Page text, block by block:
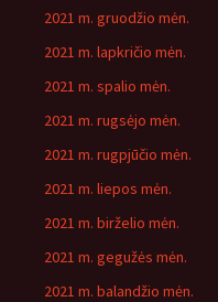
2021 m. gruodžio mėn.
2021 m. lapkričio mėn.
2021 m. spalio mėn.
2021 m. rugsėjo mėn.
2021 m. rugpjūčio mėn.
2021 m. liepos mėn.
2021 m. birželio mėn.
2021 m. gegužės mėn.
2021 m. balandžio mėn.